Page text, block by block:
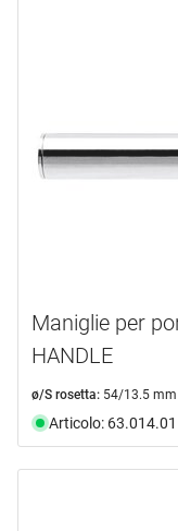
Maniglie per
HANDLE
ø/S rosetta: 54/13.5 mm
Articolo: